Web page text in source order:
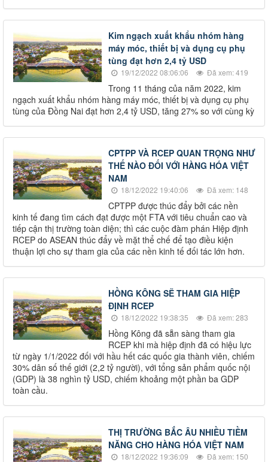
Kim ngạch xuất khẩu nhóm hàng
máy móc, thiết bị và dụng cụ phụ
tùng đạt hơn 2,4 tỷ USD
19/12/2022 08:06:06 Đã xem: 419
Trong 11 tháng của năm 2022, kim
ngạch xuất khẩu nhóm hàng máy móc, thiết bị và dụng cụ phụ
tùng của Đồng Nai đạt hơn 2,4 tỷ USD, tăng 27% so với cùng kỳ
CPTPP VÀ RCEP QUAN TRỌNG NHƯ
THẾ NÀO ĐỐI VỚI HÀNG HÓA VIỆT
NAM
18/12/2022 19:40:06 Đã xem: 148
CPTPP được thúc đẩy bởi các nền
kinh tế đang tìm cách đạt được một FTA với tiêu chuẩn cao và
tiếp cận thị trường toàn diện; thì các cuộc đàm phán Hiệp định
RCEP do ASEAN thúc đẩy về mặt thể chế để tạo điều kiện
thuận lợi cho sự tham gia của các nền kinh tế đối tác lớn hơn.
HỒNG KÔNG SẼ THAM GIA HIỆP
ĐỊNH RCEP
18/12/2022 19:38:35 Đã xem: 283
Hồng Kông đã sẵn sàng tham gia
RCEP khi mà hiệp định đã có hiệu lực
từ ngày 1/1/2022 đối với hầu hết các quốc gia thành viên, chiếm
30% dân số thế giới (2,2 tỷ người), với tổng sản phẩm quốc nội
(GDP) là 38 nghìn tỷ USD, chiếm khoảng một phần ba GDP
toàn cầu.
THỊ TRƯỜNG BẮC ÂU NHIỀU TIỀM
NĂNG CHO HÀNG HÓA VIỆT NAM
18/12/2022 19:36:09 Đã xem: 150